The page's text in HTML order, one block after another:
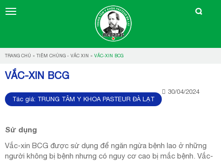
TRANG CHỦ » TIÊM CHỦNG - VẮC XIN » VẮC-XIN BCG
VẮC-XIN BCG
30/04/2024
Tác giả: TRUNG TÂM Y KHOA PASTEUR ĐÀ LẠT
Sử dụng
Vắc-xin BCG được sử dụng để ngăn ngừa bệnh lao ở những
người không bị bệnh nhưng có nguy cơ cao bị mắc bệnh. Vắc-